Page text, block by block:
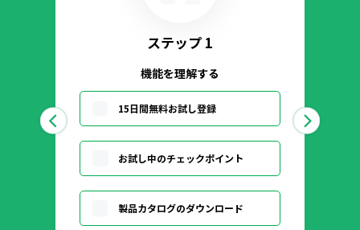
ステップ 1
機能を理解する
15日間無料お試し登録
お試し中のチェックポイント
製品カタログのダウンロード